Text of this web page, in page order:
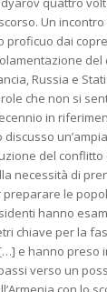
Un
proficuo dai
del
Russia e
che non si
in
del conflitto
necessità di
le
hanno
chiave per la
e hanno preso
verso un